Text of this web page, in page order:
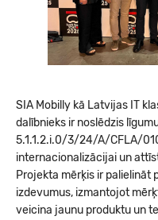
SIA Mobilly kā Latvijas IT
dalībnieks ir noslēdzis
5.1.1.2.i.0/3/24/A/CFLA/
internacionalizācijai un
Projekta mērķis ir
izdevumus, izmantojot
veicina jaunu produktu un